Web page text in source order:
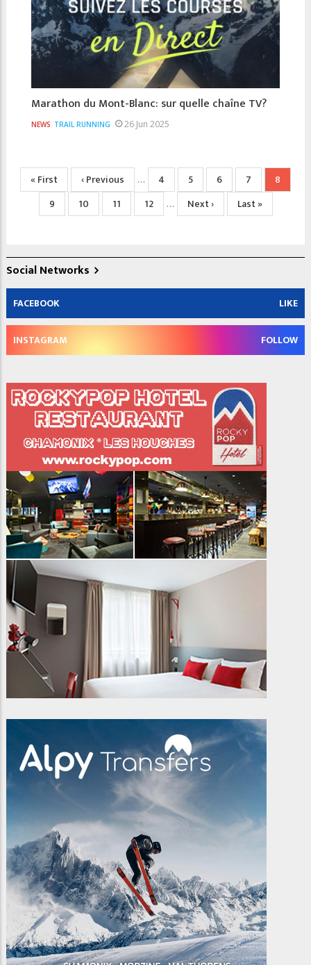
Marathon du Mont-Blanc: sur quelle chaîne TV?
NEWS TRAIL RUNNING 26 Jun 2025
Pagination
Première
page
« First
Page
précédente
‹ Previous … Page
4 Page
5 Page
6 Page
7
Page
actuelle
8
Page
9 Page
10 Page
11 Page
12 …
Page
suivante
Next ›
Dernière
page
Last »
Social Networks
FACEBOOK LIKE
INSTAGRAM FOLLOW